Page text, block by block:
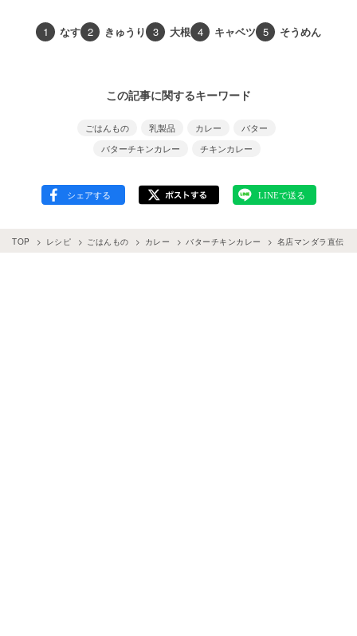
1 なす 2 きゅうり 3 大根 4 キャベツ 5 そうめん
この記事に関するキーワード
ごはんもの 乳製品 カレー
バター
バターチキンカレー
チキンカレー
TOP レシピ ごはんもの カレー バターチキンカレー 名店マンダラ直伝「